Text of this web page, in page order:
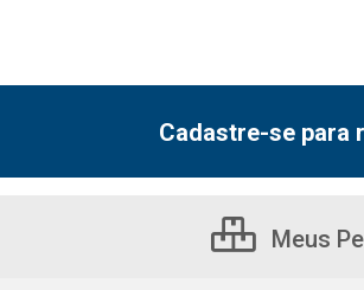
Cadastre-se para
Meus